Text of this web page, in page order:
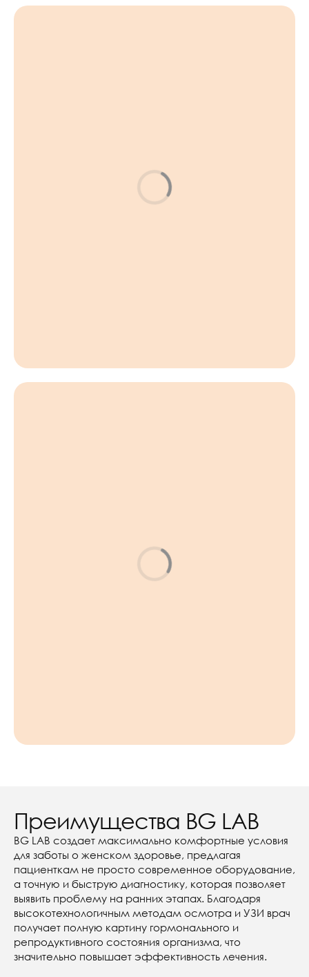
Преимущества BG LAB
BG LAB создает максимально комфортные условия
для заботы о женском здоровье, предлагая
пациенткам не просто современное оборудование,
а точную и быструю диагностику, которая позволяет
выявить проблему на ранних этапах. Благодаря
высокотехнологичным методам осмотра и УЗИ врач
получает полную картину гормонального и
репродуктивного состояния организма, что
значительно повышает эффективность лечения.